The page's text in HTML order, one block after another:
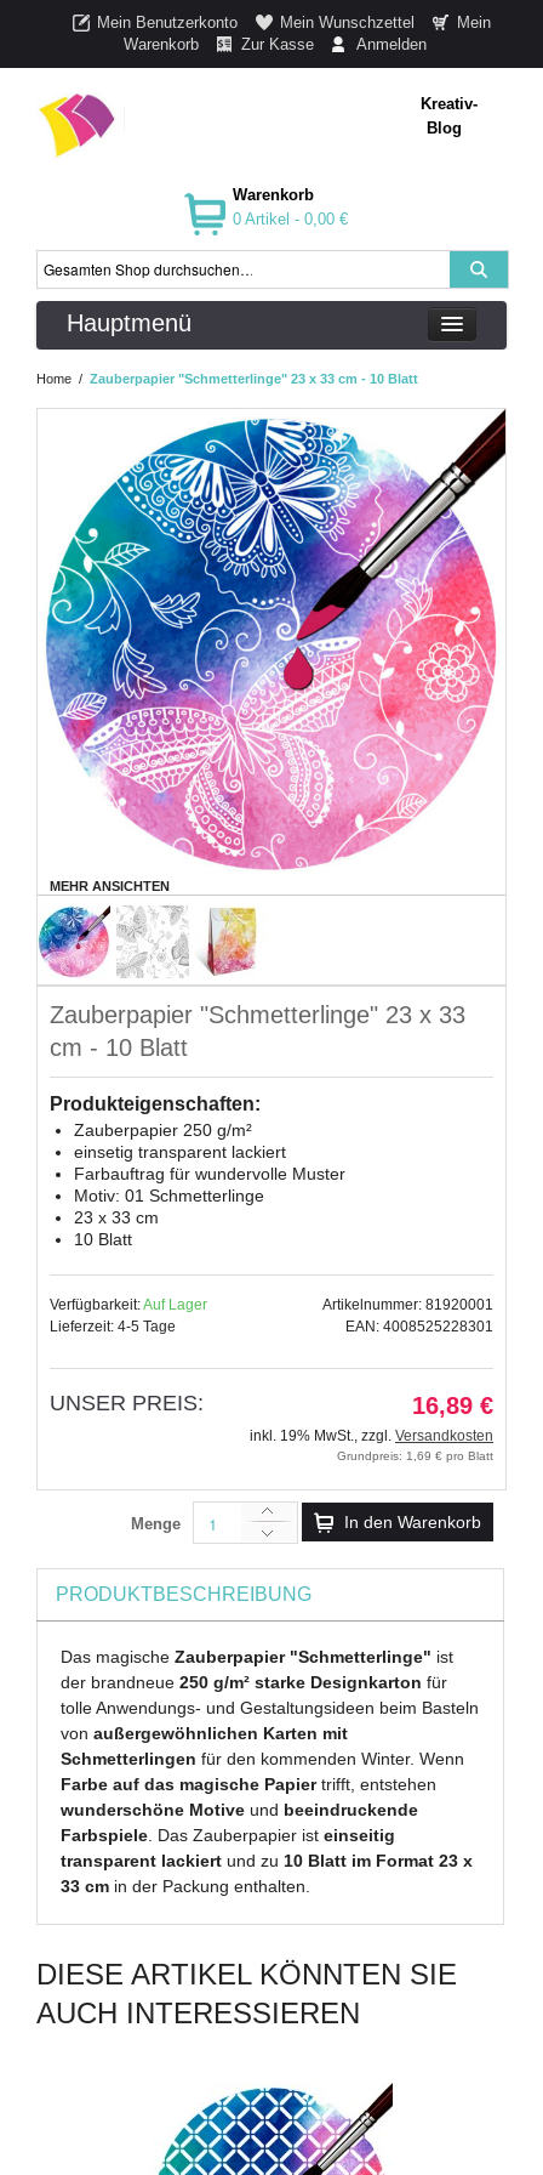
Mein Benutzerkonto Mein Wunschzettel
Mein
Warenkorb
Zur Kasse Anmelden
Kreativ-
Blog
Warenkorb
0 Artikel - 0,00 €
Hauptmenü
Home / Zauberpapier "Schmetterlinge" 23 x 33 cm - 10 Blatt
MEHR ANSICHTEN
Zauberpapier "Schmetterlinge" 23 x 33
cm - 10 Blatt
Produkteigenschaften:
Zauberpapier 250 g/m²
einsetig transparent lackiert
Farbauftrag für wundervolle Muster
Motiv: 01 Schmetterlinge
23 x 33 cm
10 Blatt
Verfügbarkeit:Auf Lager
Lieferzeit: 4-5 Tage
Artikelnummer: 81920001
EAN: 4008525228301
UNSER PREIS: 16,89 €
inkl. 19% MwSt., zzgl. Versandkosten
Grundpreis: 1,69 € pro Blatt
Menge In den Warenkorb
PRODUKTBESCHREIBUNG
Das magischeZauberpapier "Schmetterlinge" ist
der brandneue250 g/m² starke Designkarton für
tolle Anwendungs- und Gestaltungsideen beim Basteln
vonaußergewöhnlichen Karten mit
Schmetterlingen für den kommenden Winter. Wenn
Farbe auf das magische Papiertrifft, entstehen
wunderschöne Motive und beeindruckende
Farbspiele. Das Zauberpapier isteinseitig
transparent lackiert und zu10 Blatt im Format 23 x
33 cm in der Packung enthalten.
DIESE ARTIKEL KÖNNTEN SIE
AUCH INTERESSIEREN